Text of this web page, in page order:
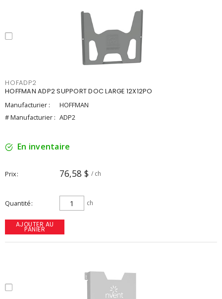
HOFADP2
HOFFMAN ADP2 SUPPORT DOC LARGE 12X12PO
Manufacturier :
HOFFMAN
# Manufacturier : ADP2
En inventaire
Prix 76,58 $ / ch
Quantité ch
AJOUTER AU
PANIER